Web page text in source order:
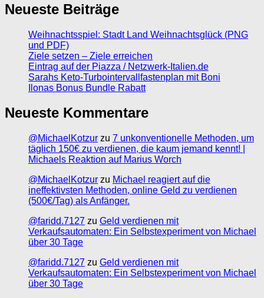
Neueste Beiträge
Weihnachtsspiel: Stadt Land Weihnachtsglück (PNG
und PDF)
Ziele setzen – Ziele erreichen
Eintrag auf der Piazza / Netzwerk-Italien.de
Sarahs Keto-Turbointervallfastenplan mit Boni
Ilonas Bonus Bundle Rabatt
Neueste Kommentare
@MichaelKotzur zu 7 unkonventionelle Methoden, um
täglich 150€ zu verdienen, die kaum jemand kennt! |
Michaels Reaktion auf Marius Worch
@MichaelKotzur zu Michael reagiert auf die
ineffektivsten Methoden, online Geld zu verdienen
(500€/Tag) als Anfänger.
@faridd.7127 zu Geld verdienen mit
Verkaufsautomaten: Ein Selbstexperiment von Michael
über 30 Tage
@faridd.7127 zu Geld verdienen mit
Verkaufsautomaten: Ein Selbstexperiment von Michael
über 30 Tage